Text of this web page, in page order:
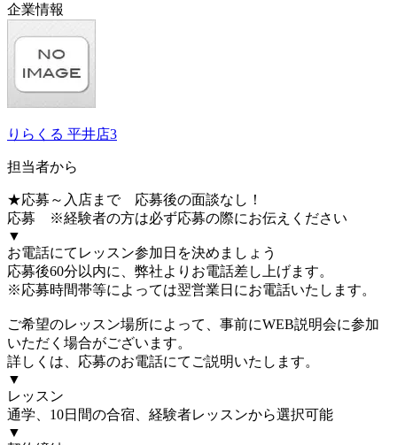
企業情報
りらくる 平井店3
担当者から
★応募～入店まで 応募後の面談なし！
応募 ※経験者の方は必ず応募の際にお伝えください
▼
お電話にてレッスン参加日を決めましょう
応募後60分以内に、弊社よりお電話差し上げます。
※応募時間帯等によっては翌営業日にお電話いたします。
ご希望のレッスン場所によって、事前にWEB説明会に参加
いただく場合がございます。
詳しくは、応募のお電話にてご説明いたします。
▼
レッスン
通学、10日間の合宿、経験者レッスンから選択可能
▼